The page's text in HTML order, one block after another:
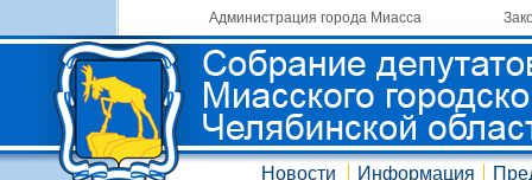
Администрация города Миасса
Новости Информация